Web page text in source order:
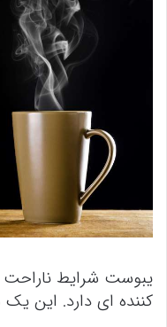
یبوست شرایط
کننده ای دارد. این